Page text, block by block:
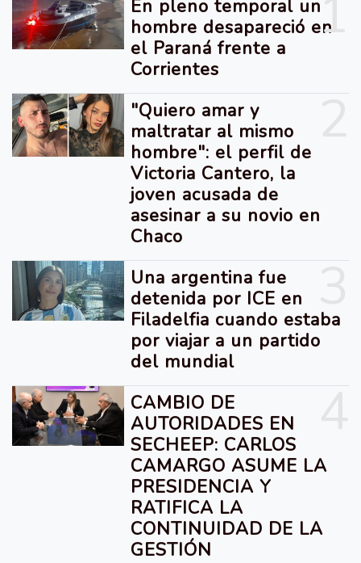
1
En pleno temporal un
hombre desapareció en
el Paraná frente a
Corrientes
"Quiero amar y
maltratar al mismo
hombre": el perfil de
Victoria Cantero, la
joven acusada de
asesinar a su novio en
Chaco
Una argentina fue
detenida por ICE en
Filadelfia cuando estaba
por viajar a un partido
del mundial
CAMBIO DE
AUTORIDADES EN
SECHEEP: CARLOS
CAMARGO ASUME LA
PRESIDENCIA Y
RATIFICA LA
CONTINUIDAD DE LA
GESTIÓN